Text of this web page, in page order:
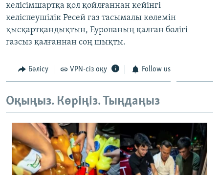
келісімшартқа қол қойлғаннан кейінгі
келіспеушілік Ресей газ тасымалы көлемін
қысқартқандықтын, Еуропаның қалған бөлігі
газсыз қалғаннан соң шықты.
Бөлісу VPN-сіз оқу Follow us
Оқыңыз. Көріңіз. Тыңдаңыз